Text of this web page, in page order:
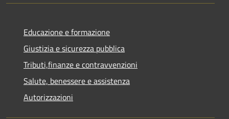
Educazione e formazione
Giustizia e sicurezza pubblica
Tributi,finanze e contravvenzioni
Salute, benessere e assistenza
Autorizzazioni